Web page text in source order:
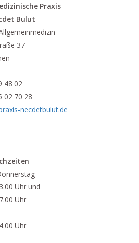
Praxis
Bulut
37
48 02
02 70 28
necdetbulut.de
Uhr und
Uhr
Uhr